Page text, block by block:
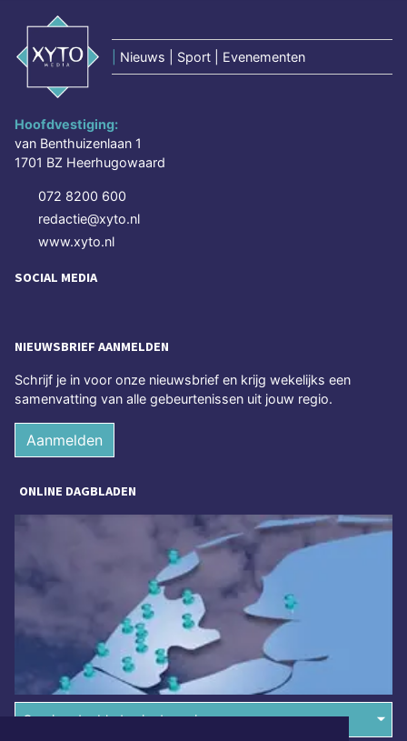
Nieuws | Sport | Evenementen
Hoofdvestiging:
van Benthuizenlaan 1
1701 BZ Heerhugowaard
072 8200 600
redactie@xyto.nl
www.xyto.nl
SOCIAL MEDIA
NIEUWSBRIEF AANMELDEN
Schrijf je in voor onze nieuwsbrief en krijg wekelijks een
samenvatting van alle gebeurtenissen uit jouw regio.
Aanmelden
ONLINE DAGBLADEN
Overige dagbladen in de regio